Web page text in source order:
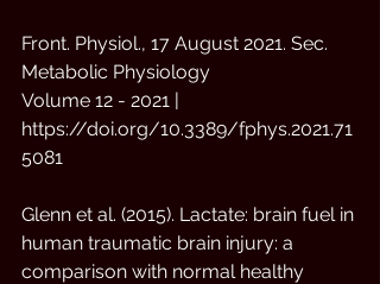
Front. Physiol., 17 August 2021. Sec.
Metabolic Physiology
Volume 12 - 2021 |
https://doi.org/10.3389/fphys.2021.71
5081
Glenn et al. (2015). Lactate: brain fuel in
human traumatic brain injury: a
comparison with normal healthy